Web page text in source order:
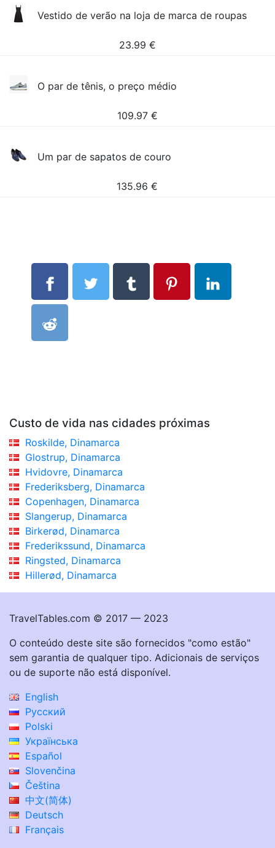
Vestido de verão na loja de marca de roupas
23.99 €
O par de tênis, o preço médio
109.97 €
Um par de sapatos de couro
135.96 €
Custo de vida nas cidades próximas
Roskilde, Dinamarca
Glostrup, Dinamarca
Hvidovre, Dinamarca
Frederiksberg, Dinamarca
Copenhagen, Dinamarca
Slangerup, Dinamarca
Birkerød, Dinamarca
Frederikssund, Dinamarca
Ringsted, Dinamarca
Hillerød, Dinamarca
TravelTables.com © 2017 — 2023
O conteúdo deste site são fornecidos "como estão"
sem garantia de qualquer tipo. Adicionais de serviços
ou de suporte não está disponível.
English
Русский
Polski
Українська
Español
Slovenčina
Čeština
中文(简体)
Deutsch
Français